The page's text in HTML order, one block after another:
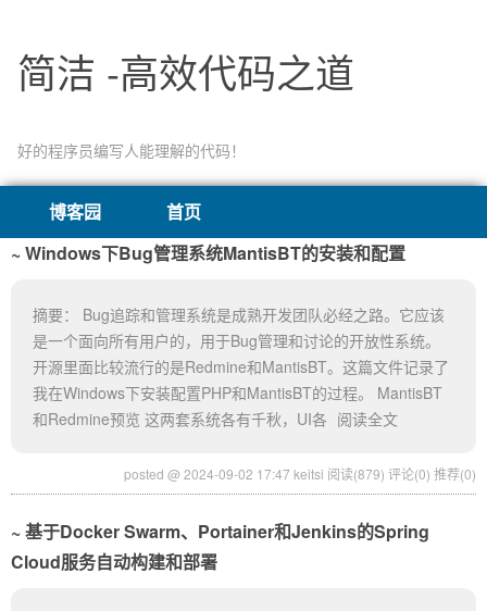
简洁 -高效代码之道
好的程序员编写人能理解的代码！
博客园
首页
Windows下Bug管理系统MantisBT的安装和配置
摘要： Bug追踪和管理系统是成熟开发团队必经之路。它应该
是一个面向所有用户的，用于Bug管理和讨论的开放性系统。
开源里面比较流行的是Redmine和MantisBT。这篇文件记录了
我在Windows下安装配置PHP和MantisBT的过程。 MantisBT
和Redmine预览 这两套系统各有千秋，UI各 阅读全文
posted @ 2024-09-02 17:47 keitsi 阅读(879) 评论(0) 推荐(0)
基于Docker Swarm、Portainer和Jenkins的Spring
Cloud服务自动构建和部署